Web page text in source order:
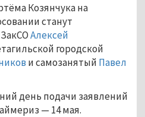
Козянчука на
станут
Алексей
городской
и самозанятый Павел
день подачи заявлений
— 14 мая.